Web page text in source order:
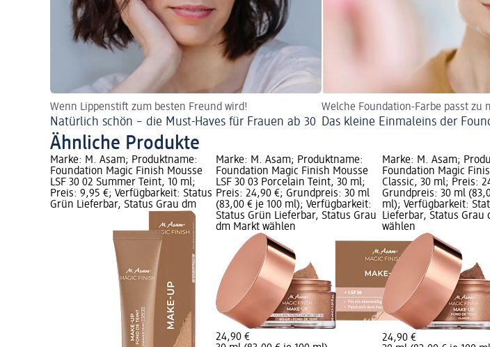
Wenn Lippenstift zum besten Freund wird!
Natürlich schön – die Must-Haves für Frauen ab 30
Welche Foundation-Farbe passt zu
Das kleine Einmaleins der
Ähnliche Produkte
Marke: M. Asam; Produktname:
Foundation Magic Finish Mousse
LSF 30 02 Summer Teint, 10 ml;
Preis: 9,95 €; Verfügbarkeit: Status
Grün Lieferbar, Status Grau dm
Marke: M. Asam; Produktname:
Foundation Magic Finish Mousse
LSF 30 03 Porcelain Teint, 30 ml;
Preis: 24,90 €; Grundpreis: 30 ml
(83,00 € je 100 ml); Verfügbarkeit:
Status Grün Lieferbar, Status Grau
dm Markt wählen
24,90 €
Marke: M. Asam;
Foundation Magic
Classic, 30 ml; Preis:
Grundpreis: 30 ml
ml); Verfügbarkeit:
Lieferbar, Status Grau
wählen
24,90 €